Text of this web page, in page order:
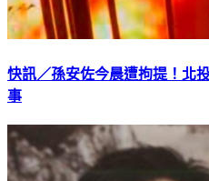
快訊／孫安佐今晨遭拘提！北
事